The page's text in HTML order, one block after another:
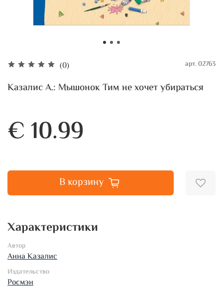
(0) арт.02763
Казалис А.: Мышонок Тим не хочет убираться
€ 10.99
В корзину
Характеристики
Автор
Анна Казалис
Издательство
Росмэн